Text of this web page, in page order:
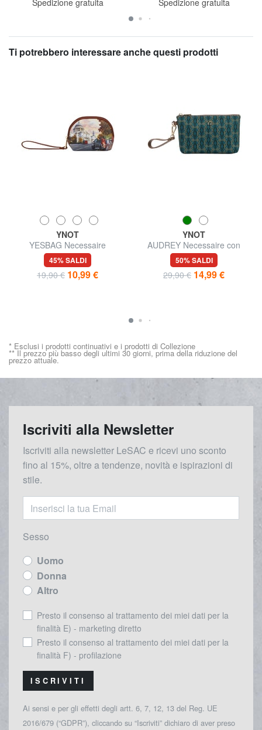
Spedizione gratuita Spedizione gratuita
Ti potrebbero interessare anche questi prodotti
YNOT
YESBAG Necessaire
45% SALDI
19,90 € 10,99 €
YNOT
AUDREY Necessaire con
polsierina
50% SALDI
29,90 € 14,99 €
* Esclusi i prodotti continuativi e i prodotti di Collezione
** Il prezzo più basso degli ultimi 30 giorni, prima della riduzione del
prezzo attuale.
Iscriviti alla Newsletter
Iscriviti alla newsletter LeSAC e ricevi uno sconto
fino al 15%, oltre a tendenze, novità e ispirazioni di
stile.
Sesso
Uomo
Donna
Altro
Presto il consenso al trattamento dei miei dati per la
finalità E) - marketing diretto
Presto il consenso al trattamento dei miei dati per la
finalità F) - profilazione
ISCRIVITI
Ai sensi e per gli effetti degli artt. 6, 7, 12, 13 del Reg. UE
2016/679 (“GDPR”), cliccando su “Iscriviti” dichiaro di aver preso